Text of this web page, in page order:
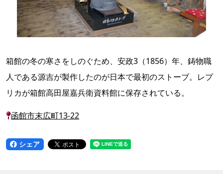
箱館の冬の寒さをしのぐため、安政3（1856）年、鋳物職
人である源吉が製作したのが日本で最初のストーブ。レプ
リカが箱館高田屋嘉兵衛資料館に保存されている。
函館市末広町13-22
シェア